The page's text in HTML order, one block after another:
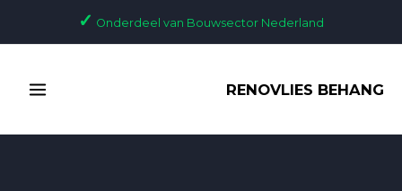
✓ Onderdeel van Bouwsector Nederland
MENU
RENOVLIES BEHANG